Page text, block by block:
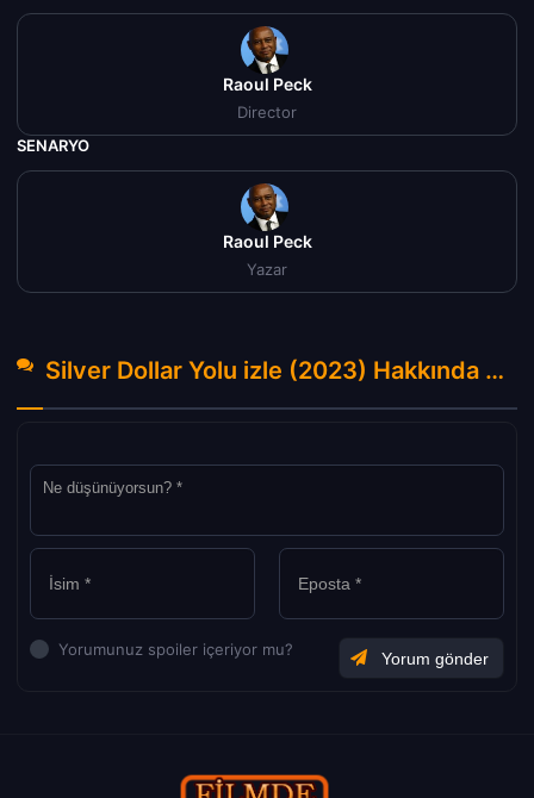
Raoul Peck
Director
SENARYO
Raoul Peck
Yazar
Silver Dollar Yolu izle (2023) Hakkında Yorumlar
Yorumunuz spoiler içeriyor mu?